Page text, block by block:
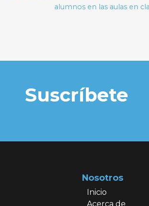
alumnos en las aulas en
Suscríbete
Nosotros
Inicio
Acerca de